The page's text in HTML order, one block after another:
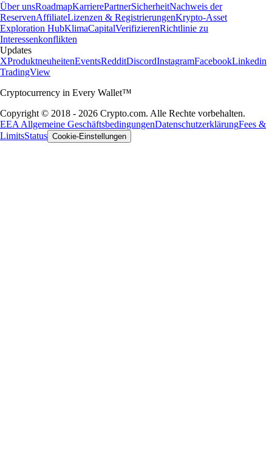
Über unsRoadmapKarrierePartnerSicherheitNachweis der
ReservenAffiliateLizenzen & RegistrierungenKrypto-Asset
Exploration HubKlimaCapitalVerifizierenRichtlinie zu
Interessenkonflikten
Updates
XProduktneuheitenEventsRedditDiscordInstagramFacebookLinkedin
TradingView
Cryptocurrency in Every Wallet™
Copyright © 2018 - 2026 Crypto.com. Alle Rechte vorbehalten.
EEA Allgemeine GeschäftsbedingungenDatenschutzerklärungFees &
LimitsStatus Cookie-Einstellungen